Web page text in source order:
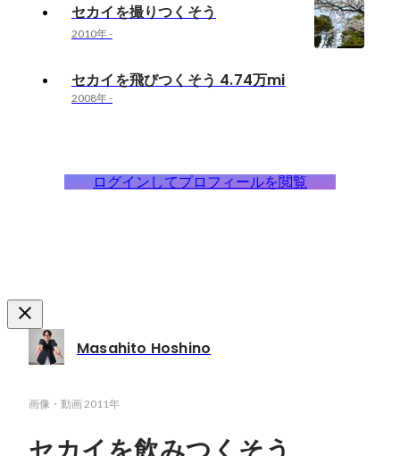
セカイを撮りつくそう
2010年-
セカイを飛びつくそう 4.74万mi
2008年-
ログインしてプロフィールを閲覧
Masahito Hoshino
画像・動画2011年